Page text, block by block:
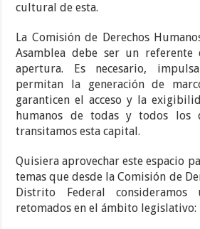
cultural de esta.
La Comisión de Derechos
Asamblea debe ser un
apertura. Es necesario,
permitan la generación de
garanticen el acceso y la
humanos de todas y todos los
transitamos esta capital.
Quisiera aprovechar este espacio
temas que desde la Comisión de
Distrito Federal consideramos
retomados en el ámbito legislativo: